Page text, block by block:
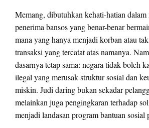
Memang, dibutuhkan kehati-hatian dalam
penerima bansos yang benar-benar
mana yang hanya menjadi korban atau
transaksi yang tercatat atas namanya.
dasarnya tetap sama: negara tidak boleh
ilegal yang merusak struktur sosial dan
miskin. Judi daring bukan sekadar
melainkan juga pengingkaran terhadap
menjadi landasan program bantuan sosial